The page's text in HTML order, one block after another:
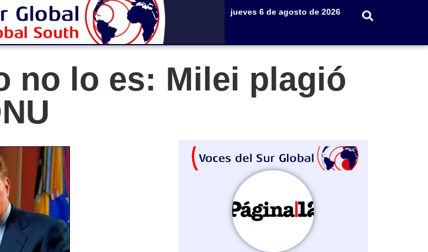
jueves 6 de agosto de 2026
no lo es: Milei plagió